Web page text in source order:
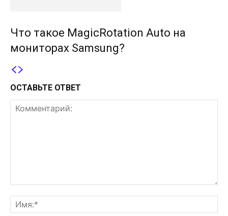
Что такое MagicRotation Auto на
мониторах Samsung?
ОСТАВЬТЕ ОТВЕТ